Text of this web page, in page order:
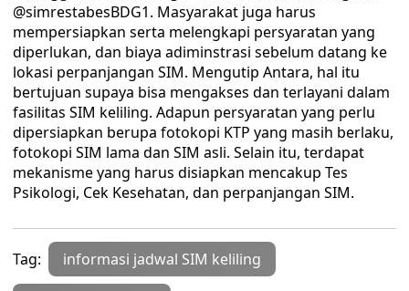
@simrestabesBDG1. Masyarakat juga harus
mempersiapkan serta melengkapi persyaratan yang
diperlukan, dan biaya adiminstrasi sebelum datang ke
lokasi perpanjangan SIM. Mengutip Antara, hal itu
bertujuan supaya bisa mengakses dan terlayani dalam
fasilitas SIM keliling. Adapun persyaratan yang perlu
dipersiapkan berupa fotokopi KTP yang masih berlaku,
fotokopi SIM lama dan SIM asli. Selain itu, terdapat
mekanisme yang harus disiapkan mencakup Tes
Psikologi, Cek Kesehatan, dan perpanjangan SIM.
Tag: informasi jadwal SIM keliling